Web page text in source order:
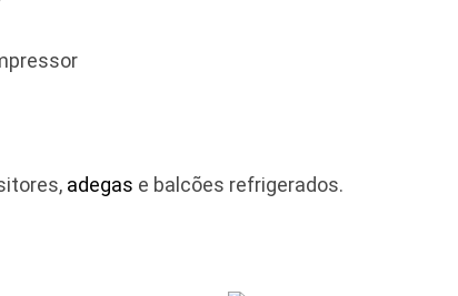
adegas e balcões refrigerados.